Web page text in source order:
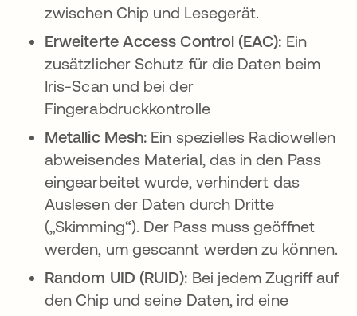
zwischen Chip und Lesegerät.
Erweiterte Access Control (EAC): Ein
zusätzlicher Schutz für die Daten beim
Iris-Scan und bei der
Fingerabdruckkontrolle
Metallic Mesh: Ein spezielles Radiowellen
abweisendes Material, das in den Pass
eingearbeitet wurde, verhindert das
Auslesen der Daten durch Dritte
(„Skimming“). Der Pass muss geöffnet
werden, um gescannt werden zu können.
Random UID (RUID): Bei jedem Zugriff auf
den Chip und seine Daten, ird eine